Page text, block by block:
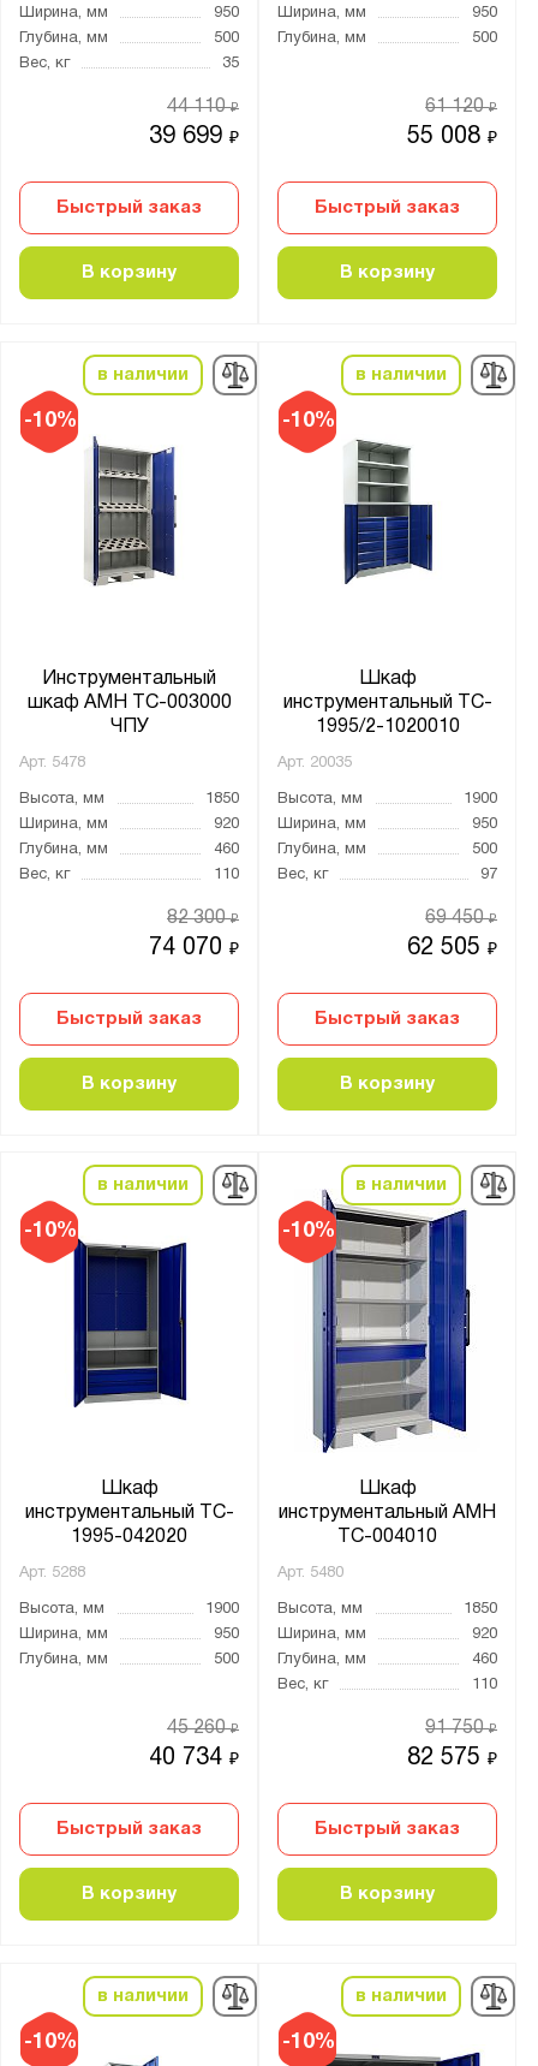
Ширина, мм
950
Глубина, мм
500
Вес, кг
35
39 699₽
44 110₽
Быстрый заказ
В корзину
Ширина, мм
950
Глубина, мм
500
55 008₽
61 120₽
Быстрый заказ
В корзину
-10%
в наличии
Инструментальный
шкаф AMH TC-003000
ЧПУ
Арт. 5478
Высота, мм
1850
Ширина, мм
920
Глубина, мм
460
Вес, кг
110
74 070₽
82 300₽
Быстрый заказ
В корзину
-10%
в наличии
Шкаф
инструментальный TC-
1995/2-1020010
Арт. 20035
Высота, мм
1900
Ширина, мм
950
Глубина, мм
500
Вес, кг
97
62 505₽
69 450₽
Быстрый заказ
В корзину
-10%
в наличии
Шкаф
инструментальный TC-
1995-042020
Арт. 5288
Высота, мм
1900
Ширина, мм
950
Глубина, мм
500
40 734₽
45 260₽
Быстрый заказ
В корзину
-10%
в наличии
Шкаф
инструментальный AMH
TC-004010
Арт. 5480
Высота, мм
1850
Ширина, мм
920
Глубина, мм
460
Вес, кг
110
82 575₽
91 750₽
Быстрый заказ
В корзину
-10%
в наличии
-10%
в наличии
Показать Сбросить